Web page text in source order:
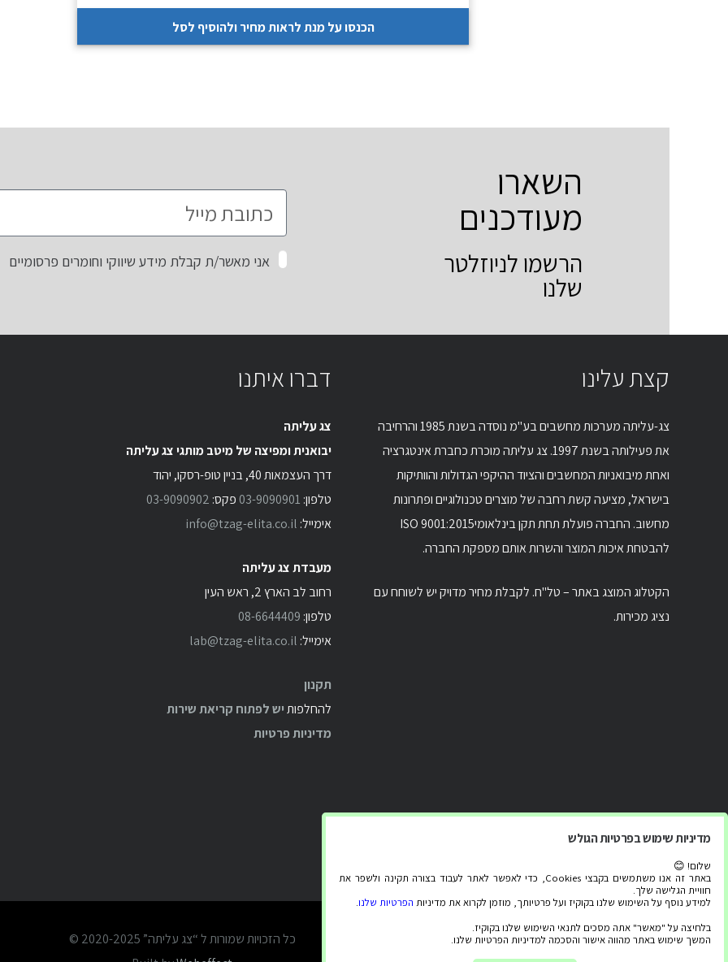
הכנסו על מנת לראות מחיר ולהוסיף לסל
השארו
מעודכנים
הרשמו לניוזלטר
שלנו
אני מאשר/ת קבלת מידע שיווקי וחומרים פרסומיים
קצת עלינו
צג-עליתה מערכות מחשבים בע"מ נוסדה בשנת 1985 והרחיבה
את פעילותה בשנת 1997. צג עליתה מוכרת כחברת אינטגרציה
ואחת מיבואניות המחשבים והציוד ההיקפי הגדולות והוותיקות
בישראל, מציעה קשת רחבה של מוצרים טכנולוגיים ופתרונות
מחשוב. החברה פועלת תחת תקן בינלאומיISO 9001:2015
להבטחת איכות המוצר והשרות אותם מספקת החברה.
הקטלוג המוצג באתר – טל"ח. לקבלת מחיר מדויק יש לשוחח עם
נציג מכירות.
דברו איתנו
צג עליתה
יבואנית ומפיצה של מיטב מותגי צג עליתה
דרך העצמאות 40, בניין טופ-רסקו, יהוד
טלפון: 03-9090901 פקס: 03-9090902
אימייל: info@tzag-elita.co.il
מעבדת צג עליתה
רחוב לב הארץ 2, ראש העין
טלפון: 08-6644409
אימייל: lab@tzag-elita.co.il
תקנון
להחלפותיש לפתוח קריאת שירות
מדיניות פרטיות
כל הזכויות שמורות ל “צג עליתה” 2020-2025 ©
מדיניות שימוש בפרטיות הגולש
שלום! 😊
באתר זה אנו משתמשים בקבצי Cookies, כדי לאפשר לאתר לעבוד בצורה תקינה ולשפר את
חוויית הגלישה שלך.
למידע נוסף על השימוש שלנו בקוקיז ועל פרטיותך, מוזמן לקרוא את מדיניות הפרטיות שלנו.
בלחיצה על "מאשר" אתה מסכים לתנאי השימוש שלנו בקוקיז.
המשך שימוש באתר מהווה אישור והסכמה למדיניות הפרטיות שלנו.